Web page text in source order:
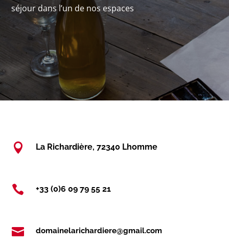
séjour dans l’un de nos espaces
 La Richardière, 72340 Lhomme
 +33 (0)6 09 79 55 21
 domainelarichardiere@gmail.com